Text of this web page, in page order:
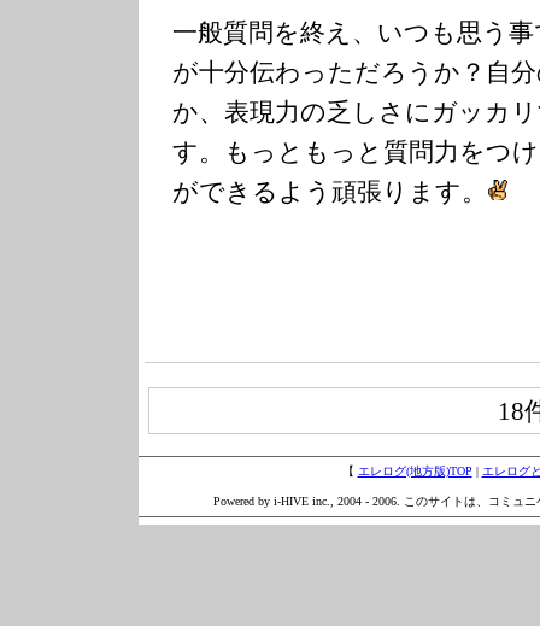
一般質問を終え、いつも思う
が十分伝わっただろうか？自
か、表現力の乏しさにガッカ
す。もっともっと質問力をつ
ができるよう頑張ります。
18
【 エレログ(地方版)TOP エレログ
Powered by i-HIVE inc., 2004 - 2006. このサイトは、コミュ